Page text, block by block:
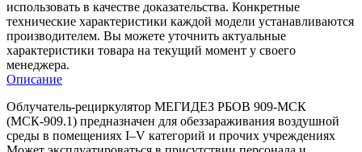
использовать в качестве доказательства. Конкретные
технические характеристики каждой модели устанавливаются
производителем. Вы можете уточнить актуальные
характеристики товара на текущий момент у своего
менеджера.
Описание
Облучатель-рециркулятор МЕГИДЕЗ РБОВ 909-МСК
(МСК-909.1) предназначен для обеззараживания воздушной
среды в помещениях I–V категорий и прочих учреждениях